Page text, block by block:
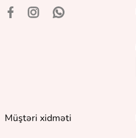
Müştəri xidməti